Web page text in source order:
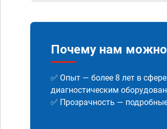
Почему нам можно
✅ Опыт — более 8 лет в
диагностическим
✅ Прозрачность —